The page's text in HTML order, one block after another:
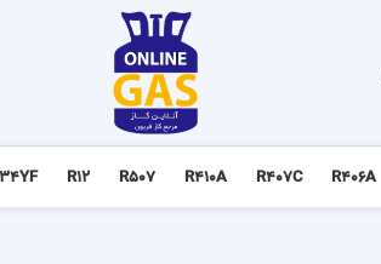
R406A
R407C
R410A
R507
R12